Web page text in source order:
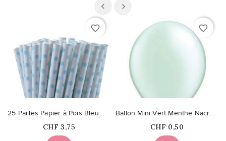
favorite_border
25 Pailles Papier à Pois Bleu Clair
Prix
CHF 3,75
favorite_border
Ballon Mini Vert Menthe Nacré 13cm
Prix
CHF 0,50